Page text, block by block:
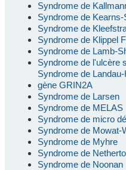
Syndrome de
Syndrome de Kearns-
Syndrome de
Syndrome de Klippel
Syndrome de Lamb-
Syndrome de l'ulcère
Syndrome de
gène GRIN2A
Syndrome de Larsen
Syndrome de MELAS
Syndrome de micro
Syndrome de Mowat-
Syndrome de Myhre
Syndrome de
Syndrome de Noonan